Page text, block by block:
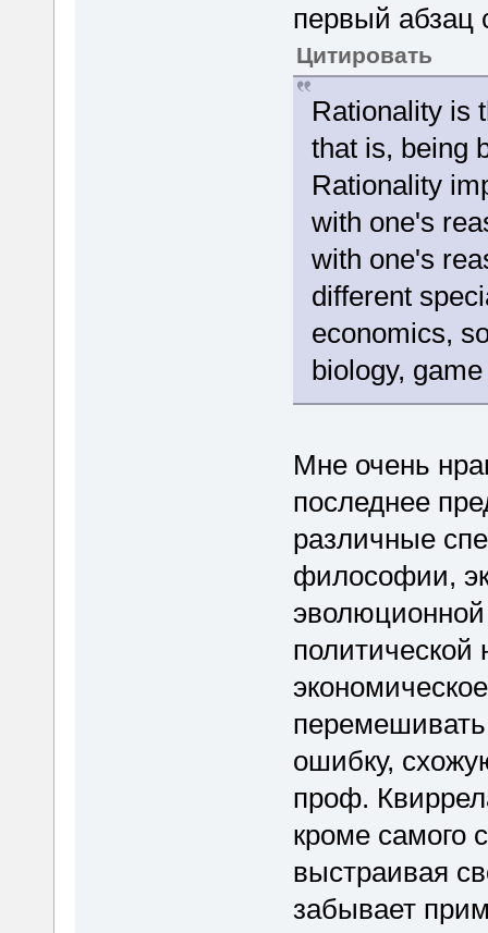
первый абзац
Цитировать
Rationality is
that is, being
Rationality
with one's
with one's
different
economics,
biology,
Мне очень
последнее
различные
философии,
эволюционной
политической
ошибку,
проф.
кроме самого
выстраивая
забывает